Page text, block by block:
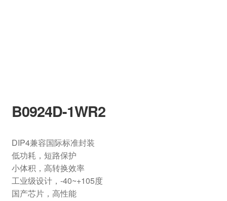
B0924D-1WR2
DIP4兼容国际标准封装
低功耗，短路保护
小体积，高转换效率
工业级设计，-40~+105度
国产芯片，高性能